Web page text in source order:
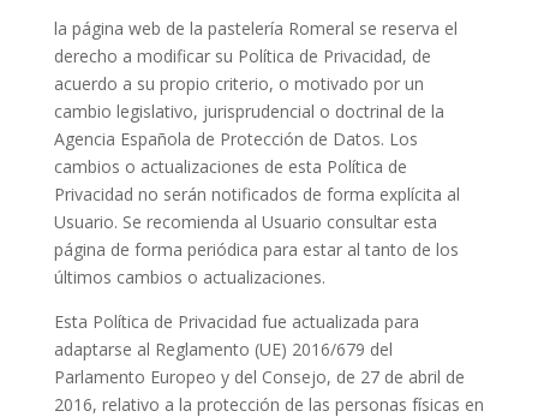
la página web de la pastelería Romeral se reserva el
derecho a modificar su Política de Privacidad, de
acuerdo a su propio criterio, o motivado por un
cambio legislativo, jurisprudencial o doctrinal de la
Agencia Española de Protección de Datos. Los
cambios o actualizaciones de esta Política de
Privacidad no serán notificados de forma explícita al
Usuario. Se recomienda al Usuario consultar esta
página de forma periódica para estar al tanto de los
últimos cambios o actualizaciones.
Esta Política de Privacidad fue actualizada para
adaptarse al Reglamento (UE) 2016/679 del
Parlamento Europeo y del Consejo, de 27 de abril de
2016, relativo a la protección de las personas físicas en